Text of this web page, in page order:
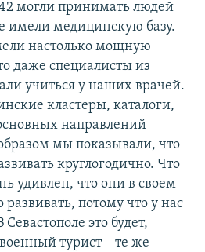
могли принимать людей
имели медицинскую базу.
настолько мощную
даже специалисты из
учиться у наших врачей.
кластеры, каталоги,
направлений
мы показывали, что
круглогодично. Что
удивлен, что они в своем
потому что у нас
это будет,
турист – те же